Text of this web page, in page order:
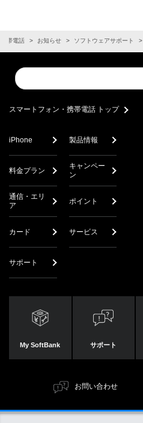
帯電話 お知らせ ソフトウェアサポート
Conduct
a
スマートフォン・携帯電話 トップ
iPhone 製品情報
料金プラン
キャンペー
ン
通信・エリ
ア
ポイント
カード サービス
サポート
My SoftBank サポート
お問い合わせ